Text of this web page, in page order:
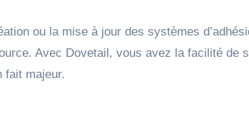
ou la mise à jour des systèmes
Avec Dovetail, vous avez la facilité de
fait majeur.